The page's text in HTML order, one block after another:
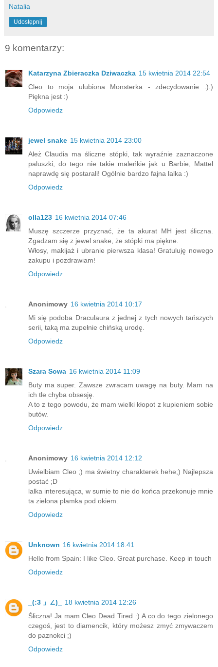
Natalia
Udostępnij
9 komentarzy:
Katarzyna Zbieraczka Dziwaczka 15 kwietnia 2014 22:54
Cleo to moja ulubiona Monsterka - zdecydowanie :):)
Piękna jest :)
Odpowiedz
jewel snake 15 kwietnia 2014 23:00
Ależ Claudia ma śliczne stópki, tak wyraźnie zaznaczone
paluszki, do tego nie takie maleńkie jak u Barbie, Mattel
naprawdę się postarali! Ogólnie bardzo fajna lalka :)
Odpowiedz
olla123 16 kwietnia 2014 07:46
Muszę szczerze przyznać, że ta akurat MH jest śliczna.
Zgadzam się z jewel snake, że stópki ma piękne.
Włosy, makijaż i ubranie pierwsza klasa! Gratuluję nowego
zakupu i pozdrawiam!
Odpowiedz
Anonimowy 16 kwietnia 2014 10:17
Mi się podoba Draculaura z jednej z tych nowych tańszych
serii, taką ma zupełnie chińską urodę.
Odpowiedz
Szara Sowa 16 kwietnia 2014 11:09
Buty ma super. Zawsze zwracam uwagę na buty. Mam na
ich tle chyba obsesję.
A to z tego powodu, że mam wielki kłopot z kupieniem sobie
butów.
Odpowiedz
Anonimowy 16 kwietnia 2014 12:12
Uwielbiam Cleo ;) ma świetny charakterek hehe;) Najlepsza
postać ;D
lalka interesująca, w sumie to nie do końca przekonuje mnie
ta zielona plamka pod okiem.
Odpowiedz
Unknown 16 kwietnia 2014 18:41
Hello from Spain: I like Cleo. Great purchase. Keep in touch
Odpowiedz
_(:3 」∠)_
18 kwietnia 2014 12:26
Śliczna! Ja mam Cleo Dead Tired :) A co do tego zielonego
czegoś, jest to diamencik, który możesz zmyć zmywaczem
do paznokci ;)
Odpowiedz